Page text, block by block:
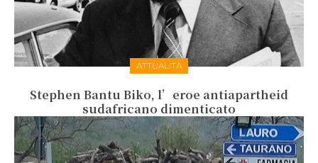
ATTUALITÀ
Stephen Bantu Biko, l’eroe antiapartheid
sudafricano dimenticato